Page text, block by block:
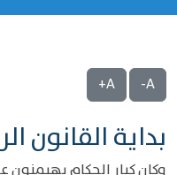
A-
A+
بداية القانون
وكان كبار الحكام